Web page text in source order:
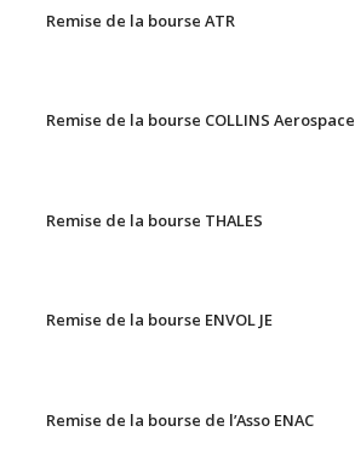
Remise de la bourse ATR
Remise de la bourse COLLINS Aerospace
Remise de la bourse THALES
Remise de la bourse ENVOL JE
Remise de la bourse de l’Asso ENAC